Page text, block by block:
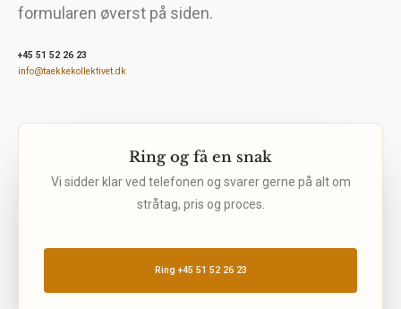
formularen øverst på siden.
+45 51 52 26 23
info@taekkekollektivet.dk
Ring og få en snak
Vi sidder klar ved telefonen og svarer gerne på alt om
stråtag, pris og proces.
Ring +45 51 52 26 23